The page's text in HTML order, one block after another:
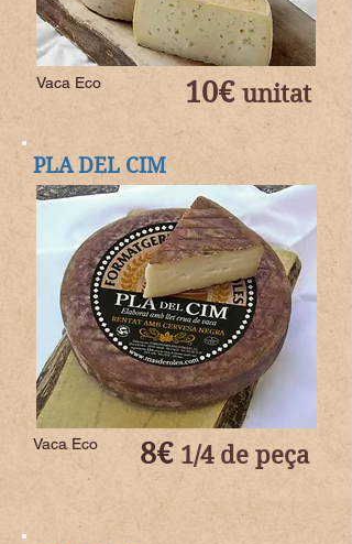
Vaca Eco 10€ unitat
PLA DEL CIM
Vaca Eco 8€ 1/4 de peça